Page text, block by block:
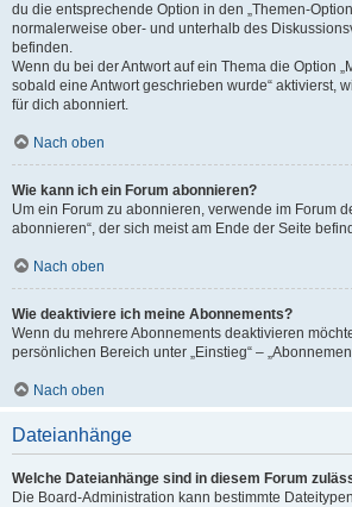
du die entsprechende Option in den „Themen-
normalerweise ober- und unterhalb des
befinden.
Wenn du bei der Antwort auf ein Thema die Option
sobald eine Antwort geschrieben wurde“ aktivierst,
für dich abonniert.
Nach oben
Wie kann ich ein Forum abonnieren?
Um ein Forum zu abonnieren, verwende im Forum
abonnieren“, der sich meist am Ende der Seite
Nach oben
Wie deaktiviere ich meine Abonnements?
Wenn du mehrere Abonnements deaktivieren
persönlichen Bereich unter „Einstieg“ –
Nach oben
Dateianhänge
Welche Dateianhänge sind in diesem Forum
Die Board-Administration kann bestimmte